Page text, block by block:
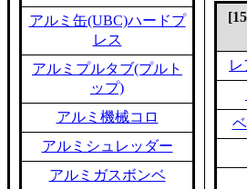
アルミ缶(UBC)ハードプ
レス
アルミプルタブ(プルト
ップ)
アルミ機械コロ
アルミシュレッダー
アルミガスボンベ
レ